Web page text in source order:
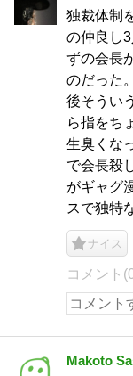
独裁体制
の仲良し
ずの会長
のだった
後そうい
ら指をち
生臭くな
で会長殺
がギャグ
スで独特
ナイス
コメント
Makoto